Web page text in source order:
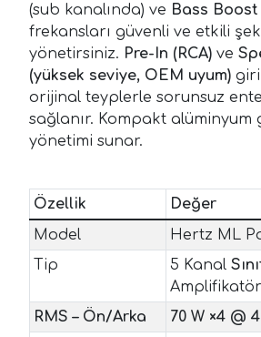
(sub kanalında) ve Bass Boost
frekansları güvenli ve etkili
yönetirsiniz. Pre-In (RCA) ve
(yüksek seviye, OEM uyum)
orijinal teyplerle sorunsuz
sağlanır. Kompakt alüminyum
yönetimi sunar.
Özellik
Değer
Model
Hertz ML
Tip
5 Kanal
Amplifikatör
RMS – Ön/Arka
70 W ×4 @